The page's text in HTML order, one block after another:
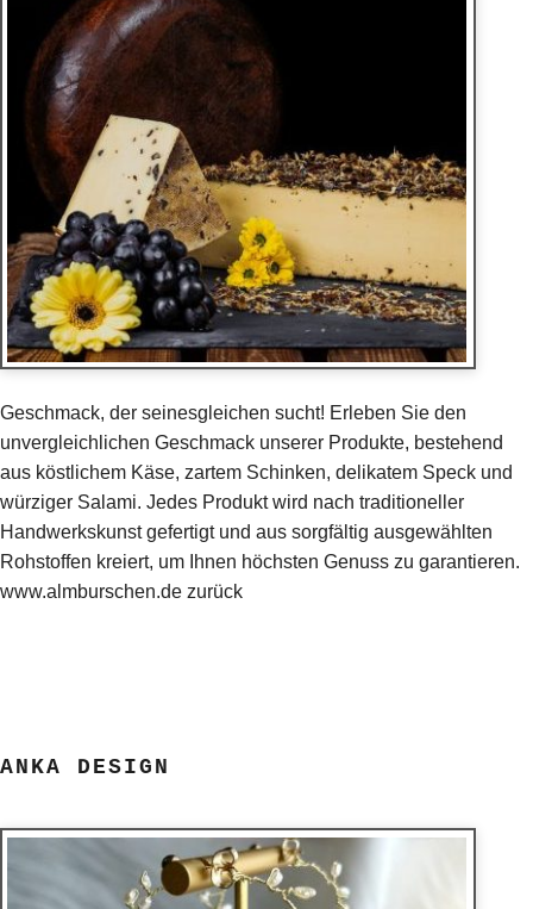
Geschmack, der seinesgleichen sucht! Erleben Sie den
unvergleichlichen Geschmack unserer Produkte, bestehend
aus köstlichem Käse, zartem Schinken, delikatem Speck und
würziger Salami. Jedes Produkt wird nach traditioneller
Handwerkskunst gefertigt und aus sorgfältig ausgewählten
Rohstoffen kreiert, um Ihnen höchsten Genuss zu garantieren.
www.almburschen.de zurück
ANKA DESIGN